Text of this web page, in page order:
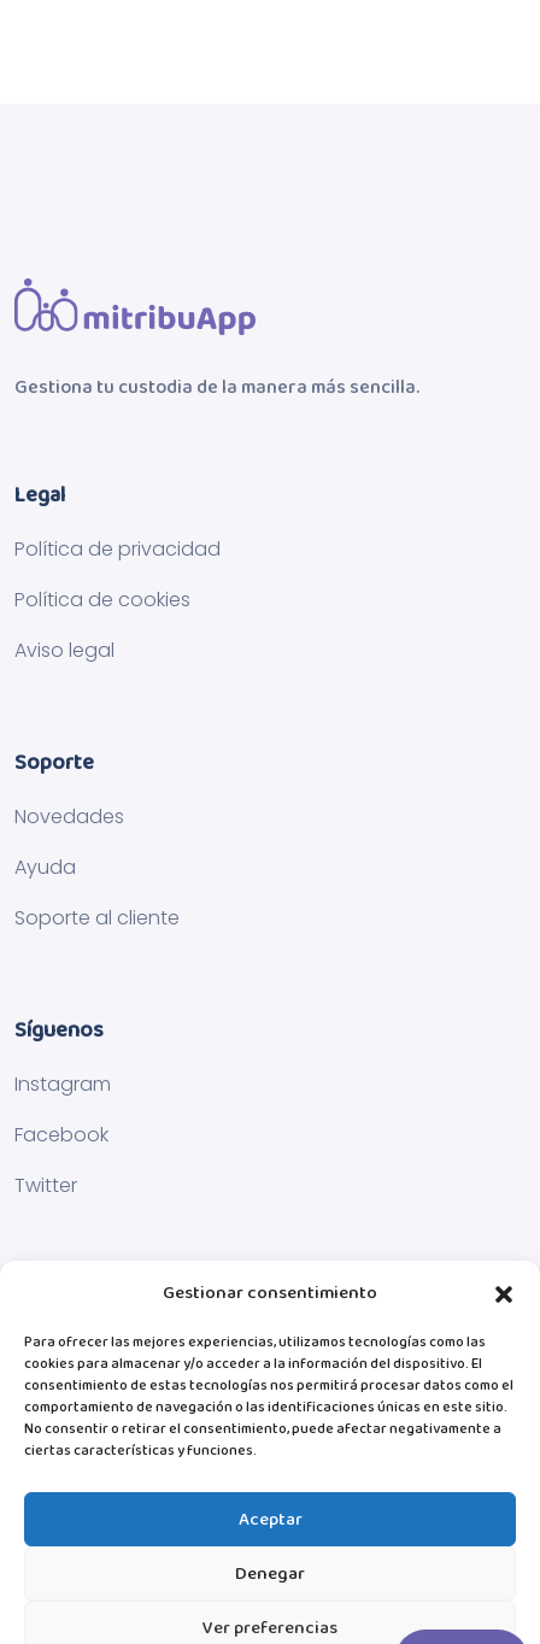
Gestionar consentimiento
Para ofrecer las mejores experiencias, utilizamos tecnologías como las
cookies para almacenar y/o acceder a la información del dispositivo. El
consentimiento de estas tecnologías nos permitirá procesar datos como el
comportamiento de navegación o las identificaciones únicas en este sitio.
No consentir o retirar el consentimiento, puede afectar negativamente a
ciertas características y funciones.
Aceptar
Denegar
Ver preferencias
Gestiona tu custodia de la manera más sencilla.
Legal
Política de privacidad
Política de cookies
Aviso legal
Soporte
Novedades
Ayuda
Soporte al cliente
Síguenos
Instagram
Facebook
Twitter
© MiTribuApp. 2025 Todos los derechos reservados.